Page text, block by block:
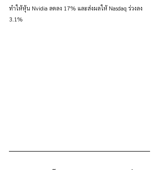
ทำให้หุ้น Nvidia ลดลง 17% และส่งผลให้ Nasdaq ร่วงลง
3.1%